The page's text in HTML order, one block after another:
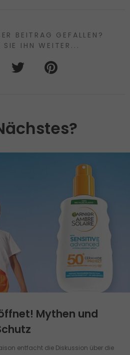
BEITRAG GEFALLEN?
SIE IHN WEITER...
Mythen und
entfacht die Diskussion über die